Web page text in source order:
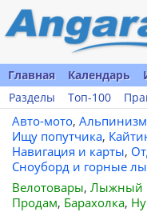
Главная Календарь
Разделы
Топ-100
Авто-мото, Альпинизм
Ищу попутчика,
Навигация и карты,
Сноуборд и горные
Велотовары, Лыжный
Продам, Барахолка,